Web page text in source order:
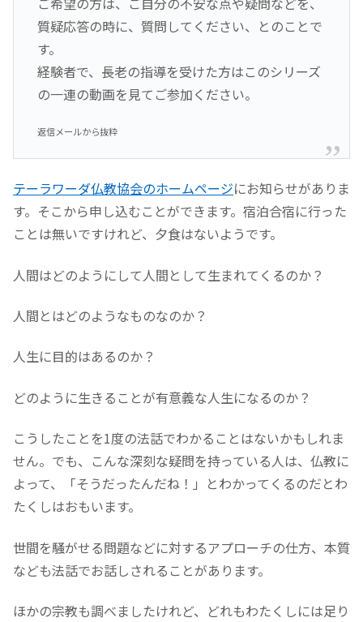
質疑応答の時に、質問してください、とのことで
す。
経験者で、長老の指導を受けた方はこのシリーズ
の一連の動画を見てご参加ください。
返信メールから抜粋
テーラワーダ仏教協会のホームページにお知らせがありま
す。そこから申し込むことができます。宿泊合宿に行った
ことは無いですけれど、夕食はないようです。
人間はどのようにして人間として生まれてくるのか？
人間とはどのようなものなのか？
人生に目的はあるのか？
どのように生きることが有意義な人生になるのか？
こうしたことを1度の法話でわかることはないかもしれま
せん。でも、こんな深刻な疑問を持っている人は、仏教に
よって、「そうだったんだね！」とわかってくるのだとわ
たくしはおもいます。
世間を騒がせる問題などに対するアプローチの仕方、本質
なども法話でお話しされることがあります。
ほかの宗教も調べましたけれど、どれもわたくしには足り